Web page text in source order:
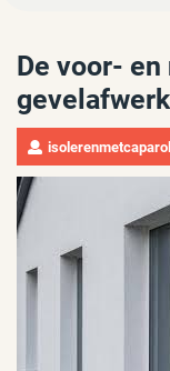
De voor-